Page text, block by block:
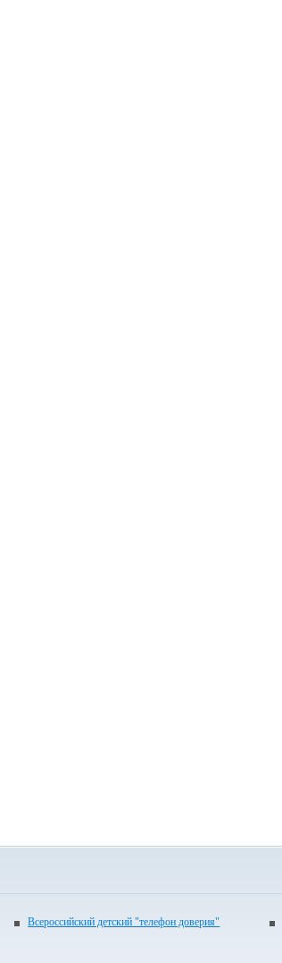
Всероссийский детский "телефон доверия"